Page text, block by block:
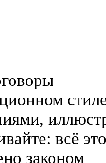
всё это
законом